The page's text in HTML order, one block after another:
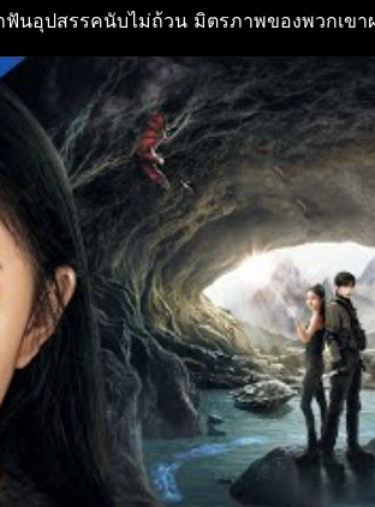
ฟันอุปสรรคนับไม่ถ้วน มิตรภาพของพวกเ